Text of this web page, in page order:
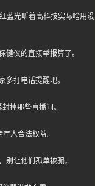
蓝光听着高科技实际啥用没
仪的直接举报算了。
打电话提醒吧。
掉那些直播间。
人合法权益。
让他们孤单被骗。